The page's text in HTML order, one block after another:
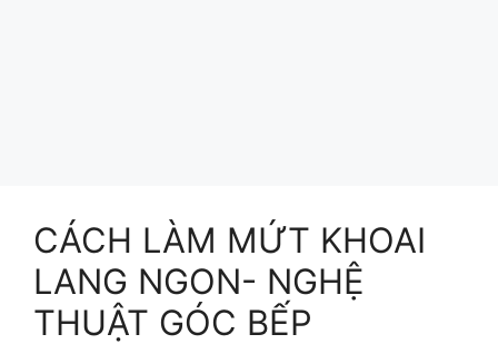
CÁCH LÀM MỨT KHOAI
LANG NGON- NGHỆ
THUẬT GÓC BẾP